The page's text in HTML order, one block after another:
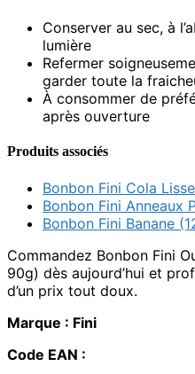
Conserver au sec, à
lumière
Refermer
garder toute la
À consommer de
après ouverture
Produits associés
Bonbon Fini Cola
Bonbon Fini Anneaux
Bonbon Fini Banane
Commandez Bonbon Fini
90g) dès aujourd’hui et
d’un prix tout doux.
Marque : Fini
Code EAN :